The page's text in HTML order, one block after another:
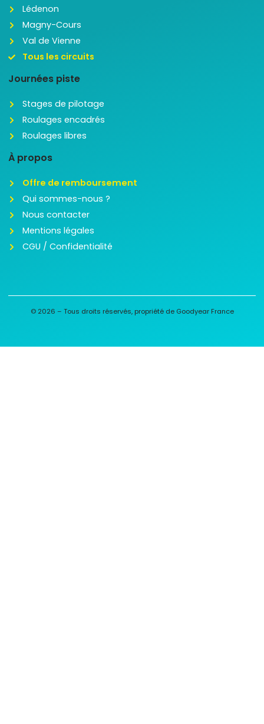
Lédenon
Magny-Cours
Val de Vienne
Tous les circuits
Journées piste
Stages de pilotage
Roulages encadrés
Roulages libres
À propos
Offre de remboursement
Qui sommes-nous ?
Nous contacter
Mentions légales
CGU / Confidentialité
© 2026 – Tous droits réservés, propriété de Goodyear France